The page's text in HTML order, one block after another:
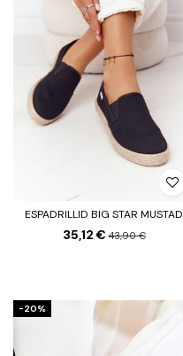
ESPADRILLID BIG STAR MUSTAD
35,12 €43,90 €
−20%